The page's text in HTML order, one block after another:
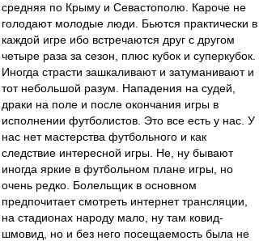
средняя по Крыму и Севастополю. Кароче не
голодают молодые люди. Бьются практически в
каждой игре ибо встречаются друг с другом
четыре раза за сезон, плюс кубок и суперкубок.
Иногда страсти зашкаливают и затуманивают и
тот небольшой разум. Нападения на судей,
драки на поле и после окончания игры в
исполнении футболистов. Это все есть у нас. У
нас нет мастерства футбольного и как
следствие интересной игры. Не, ну бывают
иногда яркие в футбольном плане игры, но
очень редко. Болельщик в основном
предпочитает смотреть интернет трансляции,
на стадионах народу мало, ну там ковид-
шмовид, но и без него посещаемость была не